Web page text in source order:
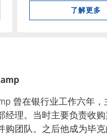
了解更多
曾在银行业工作六年
经理。当时主要负责收
购团队。之后他成为毕